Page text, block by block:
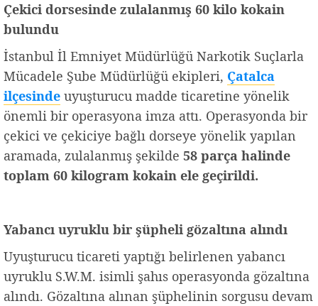
Çekici dorsesinde zulalanmış 60 kilo kokain
bulundu
İstanbul İl Emniyet Müdürlüğü Narkotik Suçlarla
Mücadele Şube Müdürlüğü ekipleri, Çatalca
ilçesinde uyuşturucu madde ticaretine yönelik
önemli bir operasyona imza attı. Operasyonda bir
çekici ve çekiciye bağlı dorseye yönelik yapılan
aramada, zulalanmış şekilde 58 parça halinde
toplam 60 kilogram kokain ele geçirildi.
Yabancı uyruklu bir şüpheli gözaltına alındı
Uyuşturucu ticareti yaptığı belirlenen yabancı
uyruklu S.W.M. isimli şahıs operasyonda gözaltına
alındı. Gözaltına alınan şüphelinin sorgusu devam